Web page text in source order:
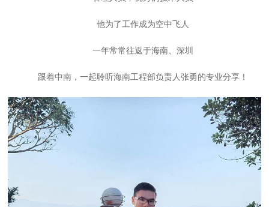
他为了工作成为空中飞人
一年常常往返于海南、深圳
跟着中南，一起聆听海南工程部负责人张勇的专业分享！